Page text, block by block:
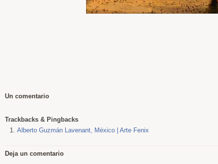
Un comentario
Trackbacks & Pingbacks
Alberto Guzmán Lavenant, México | Arte Fenix
Deja un comentario